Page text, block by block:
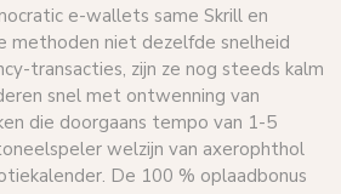
e-wallets same Skrill en
methoden niet dezelfde snelheid
transacties, zijn ze nog steeds kalm
snel met ontwenning van
die doorgaans tempo van 1-5
welzijn van axerophthol
De 100 % oplaadbonus